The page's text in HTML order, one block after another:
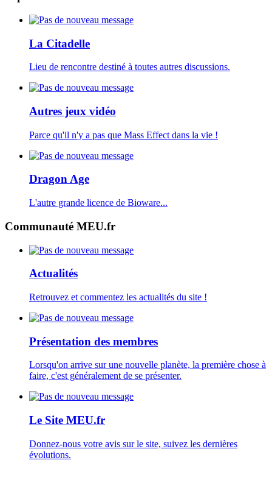
La Citadelle
Lieu de rencontre destiné à toutes autres discussions.
Autres jeux vidéo
Parce qu'il n'y a pas que Mass Effect dans la vie !
Dragon Age
L'autre grande licence de Bioware...
Communauté MEU.fr
Actualités
Retrouvez et commentez les actualités du site !
Présentation des membres
Lorsqu'on arrive sur une nouvelle planète, la première chose à
faire, c'est généralement de se présenter.
Le Site MEU.fr
Donnez-nous votre avis sur le site, suivez les dernières
évolutions.